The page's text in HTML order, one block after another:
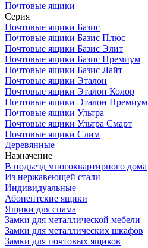
Почтовые ящики
Серия
Почтовые ящики Базис
Почтовые ящики Базис Плюс
Почтовые ящики Базис Элит
Почтовые ящики Базис Премиум
Почтовые ящики Базис Лайт
Почтовые ящики Эталон
Почтовые ящики Эталон Колор
Почтовые ящики Эталон Премиум
Почтовые ящики Ультра
Почтовые ящики Ультра Смарт
Почтовые ящики Слим
Деревянные
Назначение
В подъезд многоквартирного дома
Из нержавеющей стали
Индивидуальные
Абонентские ящики
Ящики для спама
Замки для металлической мебели
Замки для металлических шкафов
Замки для почтовых ящиков